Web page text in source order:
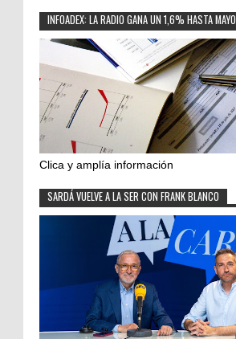
INFOADEX: LA RADIO GANA UN 1,6% HASTA MAYO
Clica y amplía información
SARDÁ VUELVE A LA SER CON FRANK BLANCO